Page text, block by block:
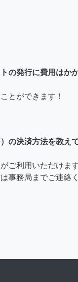
の発行に費用はか
とができます！
の決済方法を教え
ご利用いただけま
事務局までご連絡